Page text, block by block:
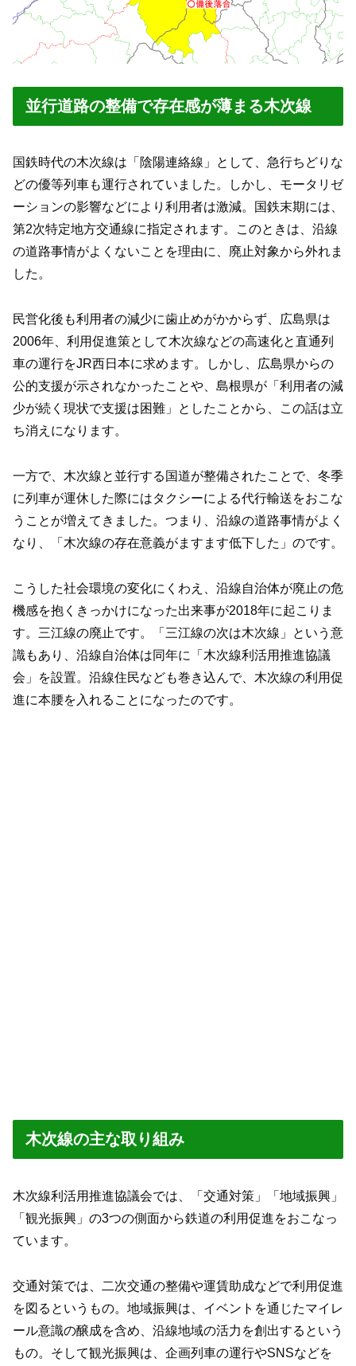
並行道路の整備で存在感が薄まる木次線
国鉄時代の木次線は「陰陽連絡線」として、急行ちどりな
どの優等列車も運行されていました。しかし、モータリゼ
ーションの影響などにより利用者は激減。国鉄末期には、
第2次特定地方交通線に指定されます。このときは、沿線
の道路事情がよくないことを理由に、廃止対象から外れま
した。
民営化後も利用者の減少に歯止めがかからず、広島県は
2006年、利用促進策として木次線などの高速化と直通列
車の運行をJR西日本に求めます。しかし、広島県からの
公的支援が示されなかったことや、島根県が「利用者の減
少が続く現状で支援は困難」としたことから、この話は立
ち消えになります。
一方で、木次線と並行する国道が整備されたことで、冬季
に列車が運休した際にはタクシーによる代行輸送をおこな
うことが増えてきました。つまり、沿線の道路事情がよく
なり、「木次線の存在意義がますます低下した」のです。
こうした社会環境の変化にくわえ、沿線自治体が廃止の危
機感を抱くきっかけになった出来事が2018年に起こりま
す。三江線の廃止です。「三江線の次は木次線」という意
識もあり、沿線自治体は同年に「木次線利活用推進協議
会」を設置。沿線住民なども巻き込んで、木次線の利用促
進に本腰を入れることになったのです。
木次線の主な取り組み
木次線利活用推進協議会では、「交通対策」「地域振興」
「観光振興」の3つの側面から鉄道の利用促進をおこなっ
ています。
交通対策では、二次交通の整備や運賃助成などで利用促進
を図るというもの。地域振興は、イベントを通じたマイレ
ール意識の醸成を含め、沿線地域の活力を創出するという
もの。そして観光振興は、企画列車の運行やSNSなどを